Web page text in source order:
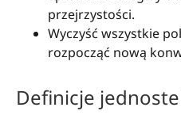
przejrzystości.
Wyczyść wszystkie
rozpocząć nową
Definicje